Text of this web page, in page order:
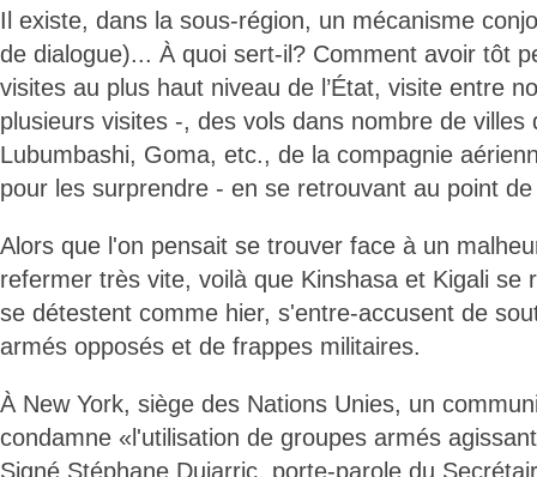
Il existe, dans la sous-région, un mécanisme
de dialogue)... À quoi sert-il? Comment avoir tôt
visites au plus haut niveau de l’État, visite entre
plusieurs visites -, des vols dans nombre de villes
Lubumbashi, Goma, etc., de la compagnie
pour les surprendre - en se retrouvant au point
Alors que l'on pensait se trouver face à un
refermer très vite, voilà que Kinshasa et Kigali se
se détestent comme hier, s'entre-accusent de
armés opposés et de frappes militaires.
À New York, siège des Nations Unies, un
condamne «l'utilisation de groupes armés
Signé Stéphane Dujarric, porte-parole du